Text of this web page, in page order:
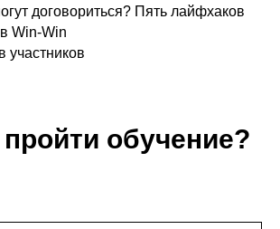
договориться? Пять лайфхаков
Win-Win
участников
обучение?